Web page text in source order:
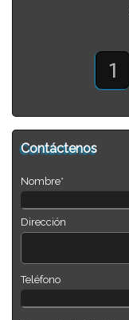
1
Contáctenos
Nombre*
Dirección
Teléfono